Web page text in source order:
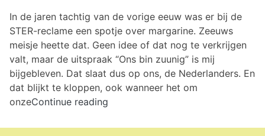
In de jaren tachtig van de vorige eeuw was er bij de
STER-reclame een spotje over margarine. Zeeuws
meisje heette dat. Geen idee of dat nog te verkrijgen
valt, maar de uitspraak “Ons bin zuunig” is mij
bijgebleven. Dat slaat dus op ons, de Nederlanders. En
dat blijkt te kloppen, ook wanneer het om
onzeContinue reading
interne